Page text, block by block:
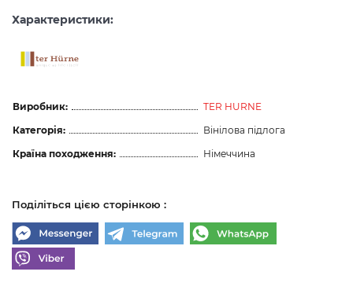
Характеристики:
Виробник:
TER HURNE
Категорія:
Вінілова підлога
Країна походження:
Німеччина
Поділіться цією сторінкою :